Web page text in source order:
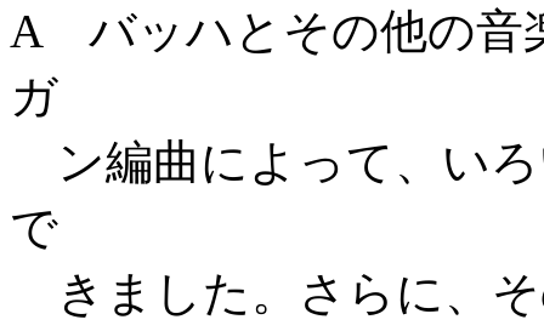
A バッハとその他の音
ガ
ン編曲によって、い
で
きました。さらに、